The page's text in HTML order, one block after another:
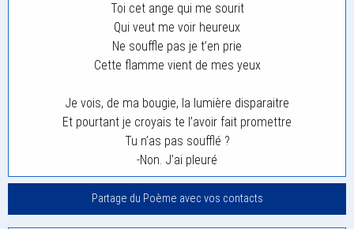
Toi cet ange qui me sourit
Qui veut me voir heureux
Ne souffle pas je t’en prie
Cette flamme vient de mes yeux
Je vois, de ma bougie, la lumière disparaitre
Et pourtant je croyais te l’avoir fait promettre
Tu n’as pas soufflé ?
-Non. J’ai pleuré
Partage du Poème avec vos contacts